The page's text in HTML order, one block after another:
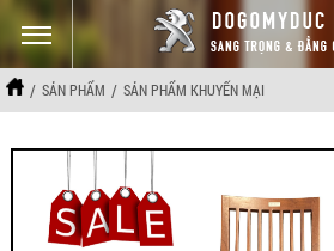
/ SẢN PHẨM / SẢN PHẨM KHUYẾN MẠI